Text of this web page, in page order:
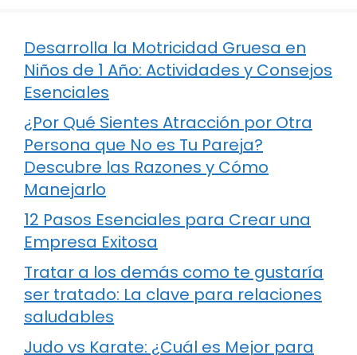
Desarrolla la Motricidad Gruesa en
Niños de 1 Año: Actividades y Consejos
Esenciales
¿Por Qué Sientes Atracción por Otra
Persona que No es Tu Pareja?
Descubre las Razones y Cómo
Manejarlo
12 Pasos Esenciales para Crear una
Empresa Exitosa
Tratar a los demás como te gustaría
ser tratado: La clave para relaciones
saludables
Judo vs Karate: ¿Cuál es Mejor para